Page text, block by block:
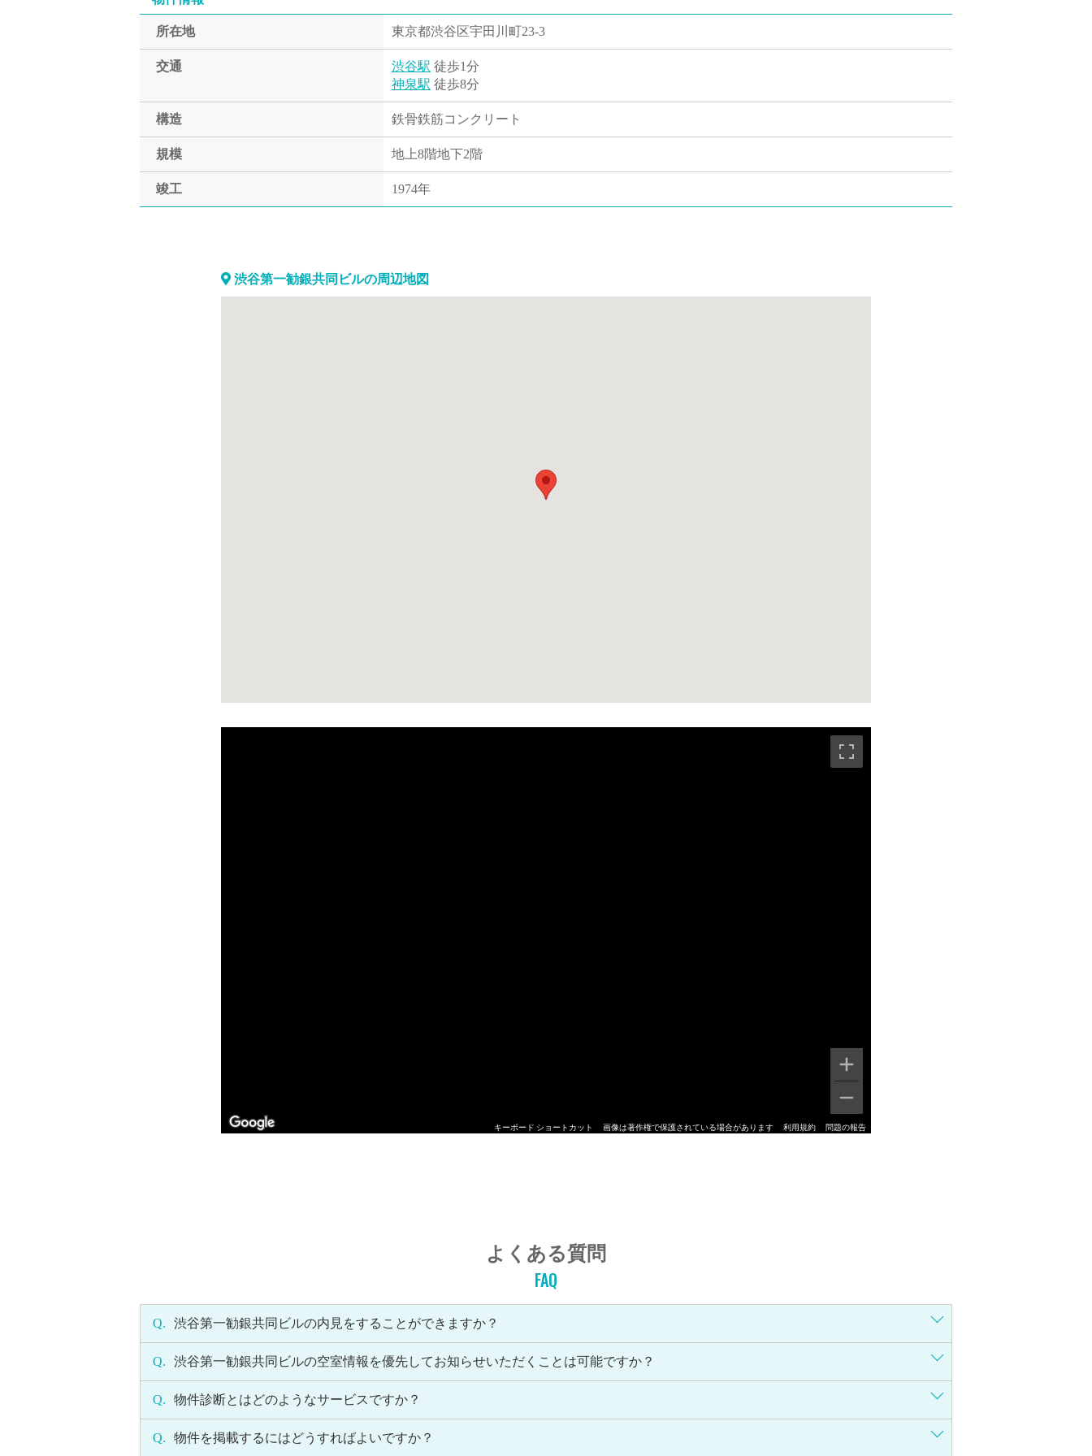
所在地 東京都渋谷区宇田川町23-3
交通 渋谷駅 徒歩1分
神泉駅 徒歩8分
構造 鉄骨鉄筋コンクリート
規模 地上8階地下2階
竣工 1974年
渋谷第一勧銀共同ビルの周辺地図
キーボード ショートカット 画像は著作権で保護されている場合があります 利用規約 問題の報告
よくある質問
FAQ
Q. 渋谷第一勧銀共同ビルの内見をすることができますか？
Q. 渋谷第一勧銀共同ビルの空室情報を優先してお知らせいただくことは可能ですか？
Q. 物件診断とはどのようなサービスですか？
Q. 物件を掲載するにはどうすればよいですか？